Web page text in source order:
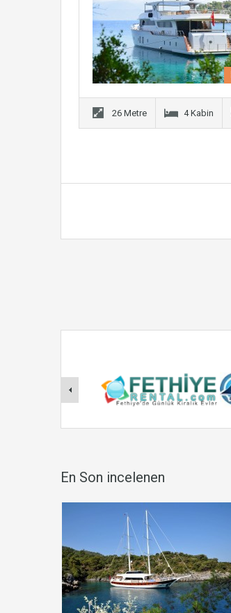
26 Metre 4 Kabin
En Son incelenen